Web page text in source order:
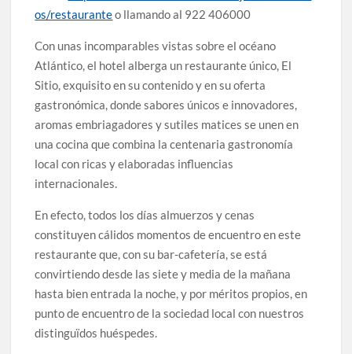
os/restauranteo llamando al 922 406000
Con unas incomparables vistas sobre el océano
Atlántico, el hotel alberga un restaurante único, El
Sitio, exquisito en su contenido y en su oferta
gastronómica, donde sabores únicos e innovadores,
aromas embriagadores y sutiles matices se unen en
una cocina que combina la centenaria gastronomía
local con ricas y elaboradas influencias
internacionales.
En efecto, todos los días almuerzos y cenas
constituyen cálidos momentos de encuentro en este
restaurante que, con su bar-cafetería, se está
convirtiendo desde las siete y media de la mañana
hasta bien entrada la noche, y por méritos propios, en
punto de encuentro de la sociedad local con nuestros
distinguïdos huéspedes.